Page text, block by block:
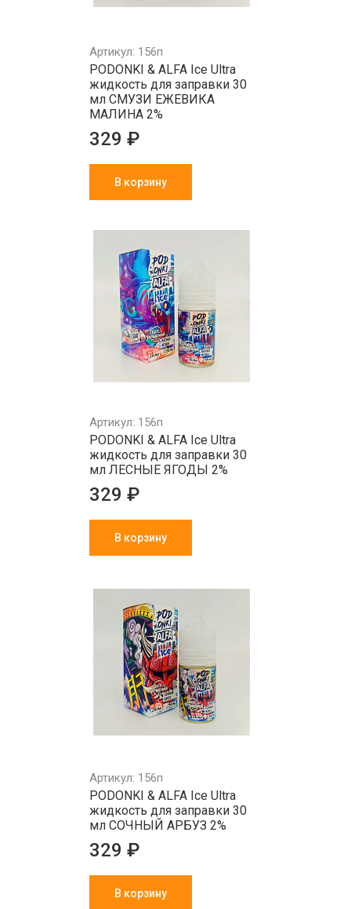
Артикул: 156п
PODONKI & ALFA Ice Ultra
жидкость для заправки 30
мл СМУЗИ ЕЖЕВИКА
МАЛИНА 2%
329 ₽
В корзину
Артикул: 156п
PODONKI & ALFA Ice Ultra
жидкость для заправки 30
мл ЛЕСНЫЕ ЯГОДЫ 2%
329 ₽
В корзину
Артикул: 156п
PODONKI & ALFA Ice Ultra
жидкость для заправки 30
мл СОЧНЫЙ АРБУЗ 2%
329 ₽
В корзину